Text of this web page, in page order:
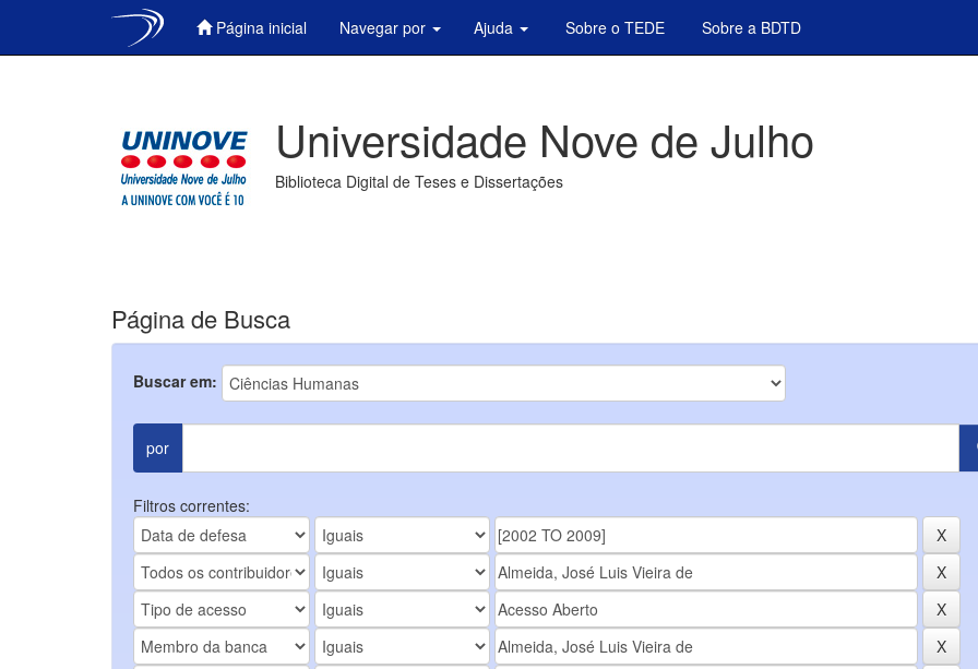
Página inicial Navegar por Ajuda Sobre o TEDE Sobre a BDTD
Universidade Nove de Julho
Biblioteca Digital de Teses e Dissertações
Página de Busca
Buscar em:
por
Filtros correntes: